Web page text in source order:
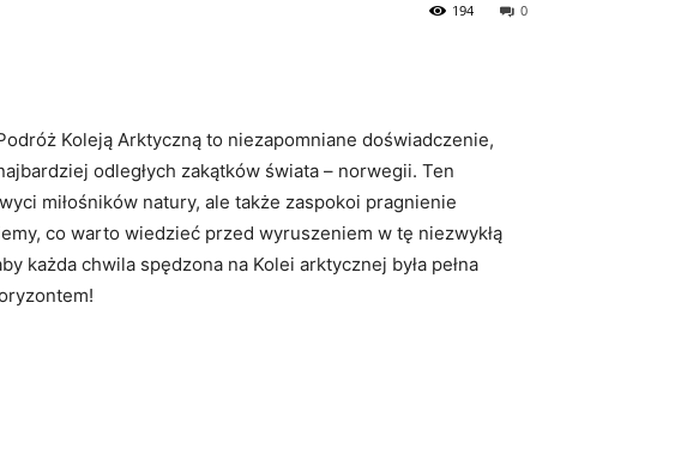
0
194
Koleją Arktyczną to ⁢niezapomniane doświadczenie,
odległych⁢ zakątków świata – ‍norwegii. Ten
miłośników natury, ‍ale ⁢także zaspokoi ​pragnienie
co warto ⁣wiedzieć przed wyruszeniem⁢ w tę⁤ niezwykłą
każda chwila spędzona na Kolei arktycznej była pełna⁤